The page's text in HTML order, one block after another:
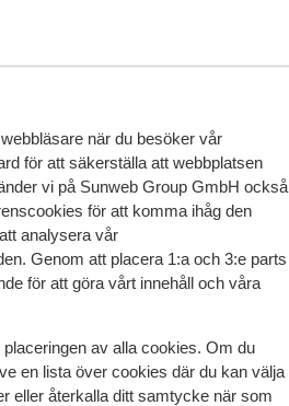
när du besöker vår
för att säkerställa att webbplatsen
vi på Sunweb Group GmbH också
för att komma ihåg den
analysera vår
Genom att placera 1:a och 3:e parts
för att göra vårt innehåll och våra
av alla cookies. Om du
en lista över cookies där du kan välja
eller återkalla ditt samtycke när som
Mer om recensioner
Mest bokad av partner
through. Would visit
through. Would visit